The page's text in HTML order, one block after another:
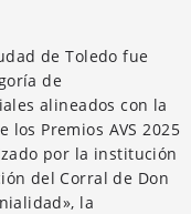
de Toledo fue
de
alineados con la
los Premios AVS 2025
por la institución
del Corral de Don
la